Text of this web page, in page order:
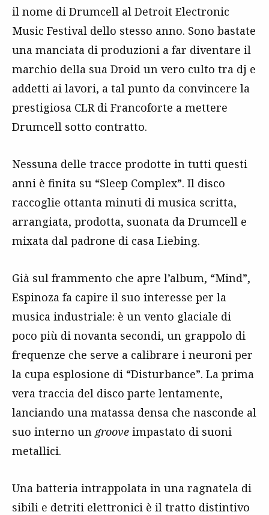
il nome di Drumcell al Detroit Electronic
Music Festival dello stesso anno. Sono bastate
una manciata di produzioni a far diventare il
marchio della sua Droid un vero culto tra dj e
addetti ai lavori, a tal punto da convincere la
prestigiosa CLR di Francoforte a mettere
Drumcell sotto contratto.
Nessuna delle tracce prodotte in tutti questi
anni è finita su “Sleep Complex”. Il disco
raccoglie ottanta minuti di musica scritta,
arrangiata, prodotta, suonata da Drumcell e
mixata dal padrone di casa Liebing.
Già sul frammento che apre l’album, “Mind”,
Espinoza fa capire il suo interesse per la
musica industriale: è un vento glaciale di
poco più di novanta secondi, un grappolo di
frequenze che serve a calibrare i neuroni per
la cupa esplosione di “Disturbance”. La prima
vera traccia del disco parte lentamente,
lanciando una matassa densa che nasconde al
suo interno un groove impastato di suoni
metallici.
Una batteria intrappolata in una ragnatela di
sibili e detriti elettronici è il tratto distintivo